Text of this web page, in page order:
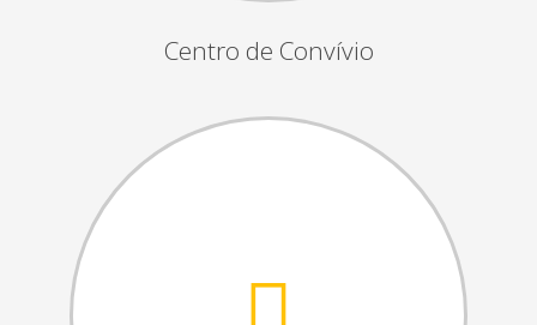
Centro de Convívio